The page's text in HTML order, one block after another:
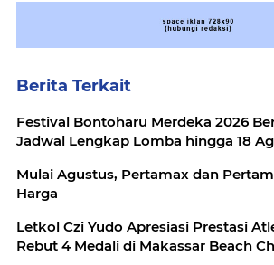
Berita Terkait
Festival Bontoharu Merdeka 2026
Jadwal Lengkap Lomba hingga 18
Mulai Agustus, Pertamax dan
Harga
Letkol Czi Yudo Apresiasi Prestasi
Rebut 4 Medali di Makassar Beach